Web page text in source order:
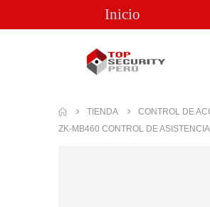
Inicio
TIENDA CONTROL DE
ZK-MB460 CONTROL DE